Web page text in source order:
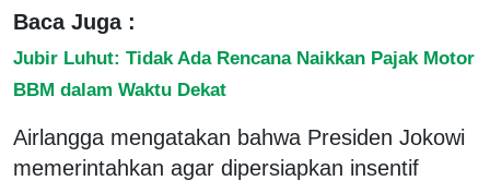
Baca Juga :
Jubir Luhut: Tidak Ada Rencana Naikkan Pajak Motor
BBM dalam Waktu Dekat
Airlangga mengatakan bahwa Presiden Jokowi
memerintahkan agar dipersiapkan insentif